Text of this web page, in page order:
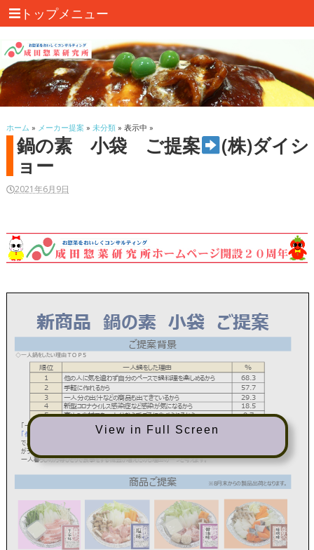
トップメニュー
ホーム » メーカー提案 » 未分類» 表示中 »
鍋の素 小袋 ご提案
(株)ダイシ
ョー
2021年6月9日
View in Full Screen